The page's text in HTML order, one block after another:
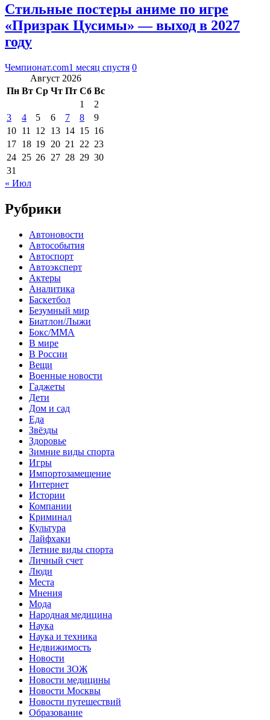
Стильные постеры аниме по игре
«Призрак Цусимы» — выход в 2027
году
Чемпионат.com1 месяц спустя 0
Август 2026
Пн Вт Ср Чт Пт Сб Вс
1
2
3
4 5 6 7 8
9
10 11 12 13 14 15 16
17 18 19 20 21 22 23
24 25 26 27 28 29 30
31
« Июл
Рубрики
Автоновости
Автособытия
Автоспорт
Автоэксперт
Актеры
Аналитика
Баскетбол
Безумный мир
Биатлон/Лыжи
Бокс/MMA
В мире
В России
Вещи
Военные новости
Гаджеты
Дети
Дом и сад
Еда
Звёзды
Здоровье
Зимние виды спорта
Игры
Импортозамещение
Интернет
Истории
Компании
Криминал
Культура
Лайфхаки
Летние виды спорта
Личный счет
Люди
Места
Мнения
Мода
Народная медицина
Наука
Наука и техника
Недвижимость
Новости
Новости ЗОЖ
Новости медицины
Новости Москвы
Новости путешествий
Образование